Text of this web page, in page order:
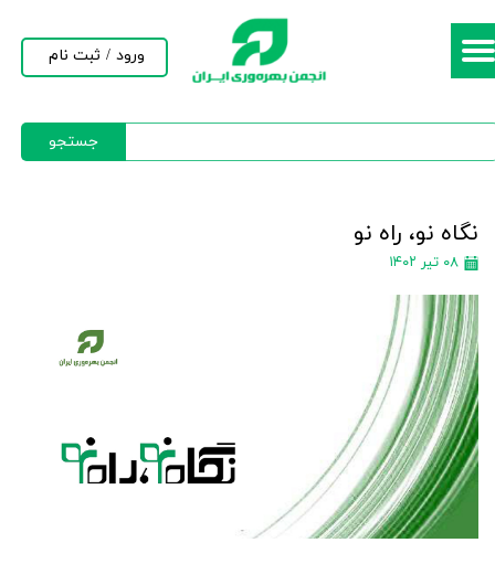
جستجو
ورود / ثبت نام
حساب کاربری من
نگاه نو، راه نو
۰۸ تیر ۱۴۰۲